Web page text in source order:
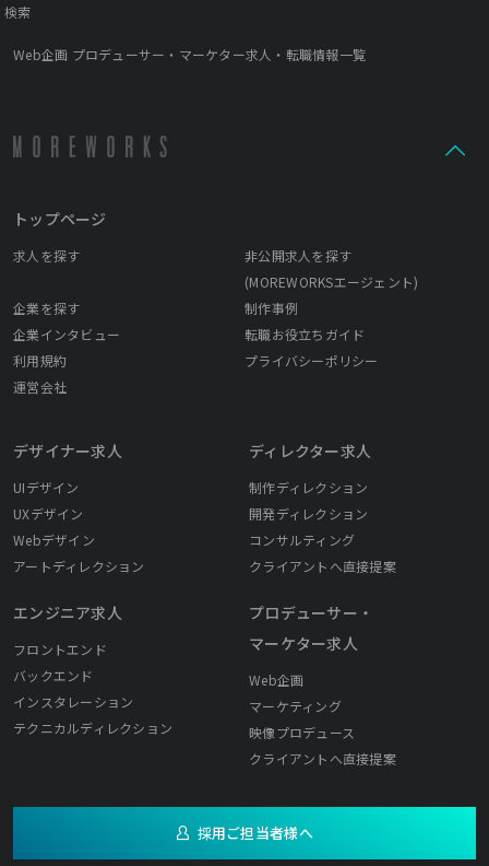
検索
Web企画 プロデューサー・マーケター求人・転職情報一覧
トップページ
求人を探す
非公開求人を探す
(MOREWORKSエージェント)
企業を探す
制作事例
企業インタビュー
転職お役立ちガイド
利用規約
プライバシーポリシー
運営会社
デザイナー求人
UIデザイン
UXデザイン
Webデザイン
アートディレクション
エンジニア求人
フロントエンド
バックエンド
インスタレーション
テクニカルディレクション
ディレクター求人
制作ディレクション
開発ディレクション
コンサルティング
クライアントへ直接提案
プロデューサー・
マーケター求人
Web企画
マーケティング
映像プロデュース
クライアントへ直接提案
採用ご担当者様へ